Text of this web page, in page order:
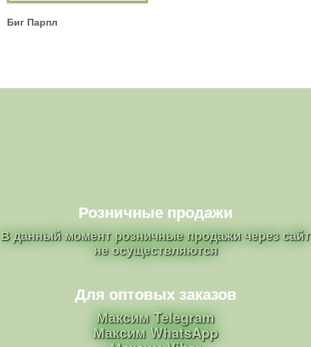
Биг Парпл
Розничные продажи
В данный момент розничные продажи через сайт
не осуществляются
Для оптовых заказов
Максим Telegram
Максим WhatsApp